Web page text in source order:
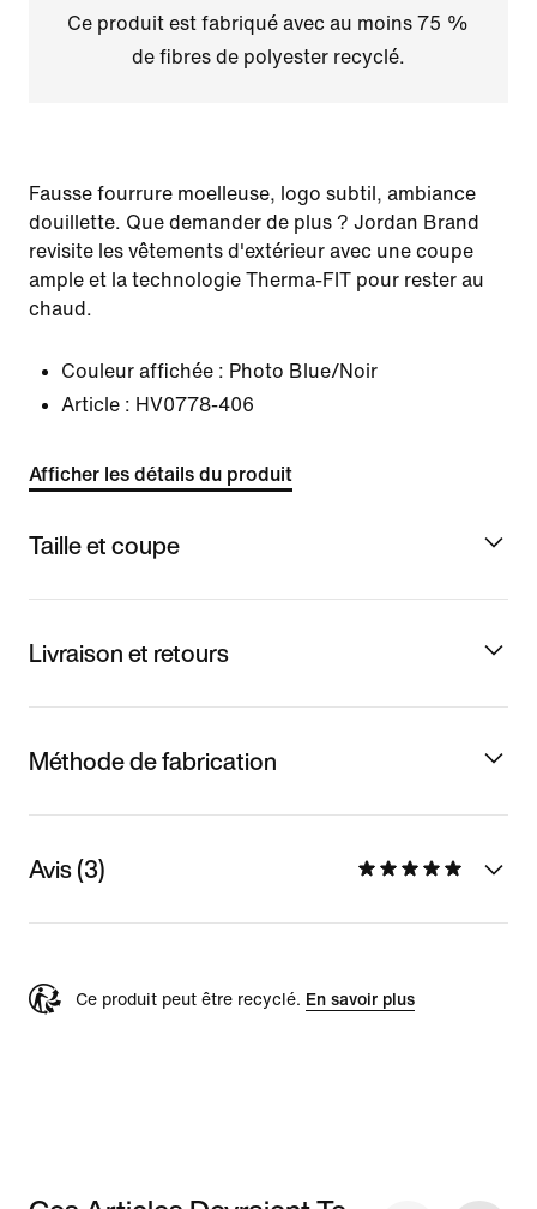
Ce produit est fabriqué avec au moins 75 %
de fibres de polyester recyclé.
Fausse fourrure moelleuse, logo subtil, ambiance
douillette. Que demander de plus ? Jordan Brand
revisite les vêtements d'extérieur avec une coupe
ample et la technologie Therma-FIT pour rester au
chaud.
Couleur affichée : Photo Blue/Noir
Article : HV0778-406
Afficher les détails du produit
Taille et coupe
Livraison et retours
Méthode de fabrication
Avis (3)
Ce produit peut être recyclé. En savoir plus